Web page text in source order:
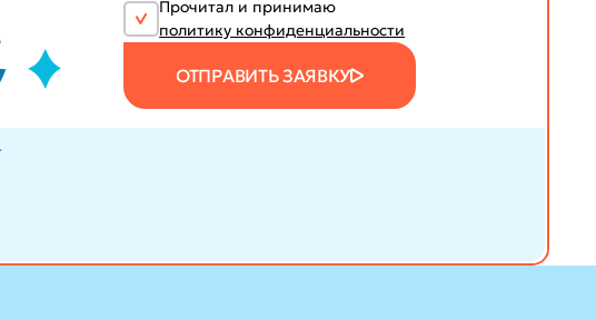
Прочитал и принимаю
политику конфиденциальности
ОТПРАВИТЬ ЗАЯВКУ